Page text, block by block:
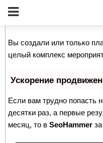
Как продвинуть сайт
Вы создали или только
целый комплекс
Ускорение
Если вам трудно попасть
десятки раз, а первые
месяц, то в SeoHammer